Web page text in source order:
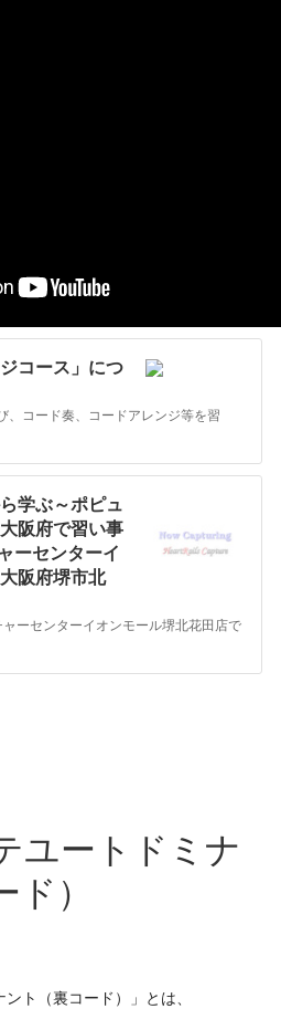
コース」につ
、コード奏、コードアレンジ等を習
学ぶ～ポピュ
阪府で習い事
ーセンターイ
阪府堺市北
ーセンターイオンモール堺北花田店で
ユートドミナ
）
ト（裏コード）」とは、